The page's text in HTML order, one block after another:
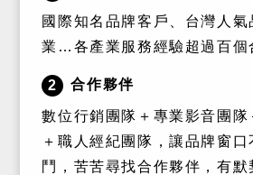
國際知名品牌客戶、台灣人
業…各產業服務經驗超過百個
2 合作夥伴
數位行銷團隊＋專業影音團隊
＋職人經紀團隊，讓品牌窗口
鬥，苦苦尋找合作夥伴，有默